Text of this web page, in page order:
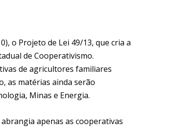
o Projeto de Lei 49/13, que cria a
de Cooperativismo.
de agricultores familiares
as matérias ainda serão
Minas e Energia.
apenas as cooperativas